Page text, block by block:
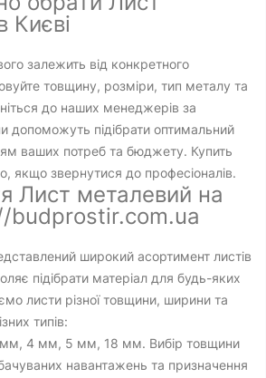
Києві
залежить від конкретного
товщину, розміри, тип металу та
до наших менеджерів за
допоможуть підібрати оптимальний
ваших потреб та бюджету. Купить
якщо звернутися до професіоналів.
Лист металевий на
budprostir.com.ua
широкий асортимент листів
підібрати матеріал для будь-яких
листи різної товщини, ширини та
типів:
4 мм, 5 мм, 18 мм. Вибір товщини
навантажень та призначення